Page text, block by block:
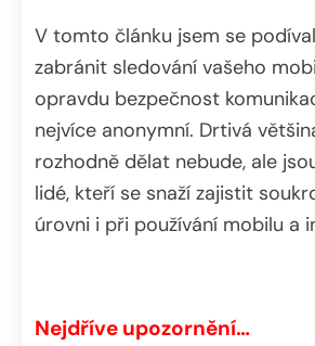
V tomto článku jsem se
zabránit sledování vašeho
opravdu bezpečnost
nejvíce anonymní. Drtivá
rozhodně dělat nebude, ale
lidé, kteří se snaží zajistit
úrovni i při používání mobilu a
Nejdříve upozornění…